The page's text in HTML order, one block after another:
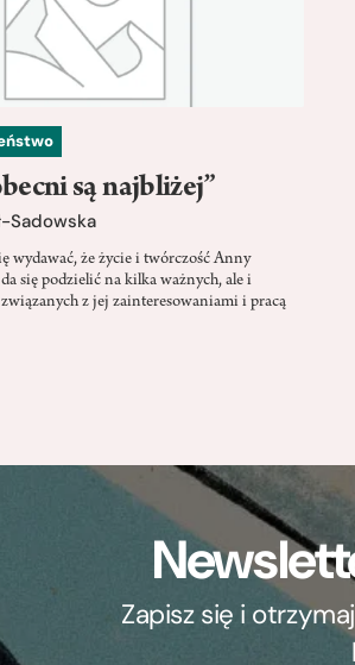
są najbliżej”
Sadowska
wydawać, że życie i twórczość Anny
się podzielić na kilka ważnych, ale i
z jej zainteresowaniami i pracą
Zapisz się i